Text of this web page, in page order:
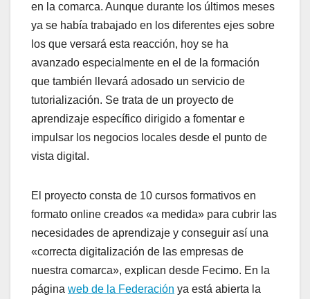
en la comarca. Aunque durante los últimos meses
ya se había trabajado en los diferentes ejes sobre
los que versará esta reacción, hoy se ha
avanzado especialmente en el de la formación
que también llevará adosado un servicio de
tutorialización. Se trata de un proyecto de
aprendizaje específico dirigido a fomentar e
impulsar los negocios locales desde el punto de
vista digital.
El proyecto consta de 10 cursos formativos en
formato online creados «a medida» para cubrir las
necesidades de aprendizaje y conseguir así una
«correcta digitalización de las empresas de
nuestra comarca», explican desde Fecimo. En la
página web de la Federación ya está abierta la